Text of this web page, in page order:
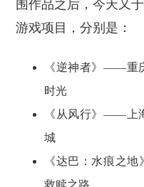
围作品之后，今天又
游戏项目，分别是：
《逆神者》——重
时光
《从风行》——上
城
《达巴：水痕之